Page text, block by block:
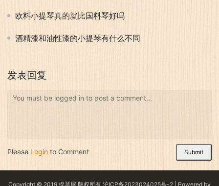
欧料小提琴真的就比国料琴好吗
酒精漆和油性漆的小提琴有什么不同
发表回复
You must be logged in to post a comment...
Please Login to Comment Submit
Copyright © 2019 提琴屋 版权所有 沪ICP备2023024025号-2 | Powered by